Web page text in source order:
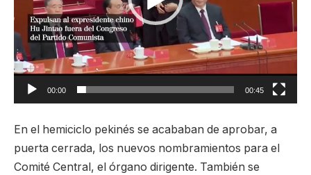
00:00 00:45
En el hemiciclo pekinés se acababan de aprobar, a
puerta cerrada, los nuevos nombramientos para el
Comité Central, el órgano dirigente. También se